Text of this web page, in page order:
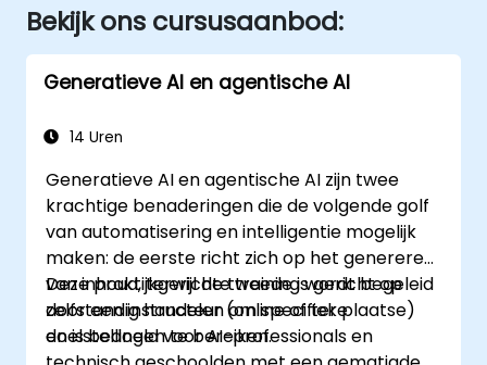
Bekijk ons cursusaanbod:
Generatieve AI en agentische AI
14 Uren
Generatieve AI en agentische AI zijn twee
krachtige benaderingen die de volgende golf
van automatisering en intelligentie mogelijk
maken: de eerste richt zich op het genereren
van inhoud, terwijl de tweede is gericht op
zelfstandig handelen om specifieke
doelstellingen te bereiken.
Deze praktijkgerichte training wordt begeleid
door een instructeur (online of ter plaatse)
en is bedoeld voor AI-professionals en